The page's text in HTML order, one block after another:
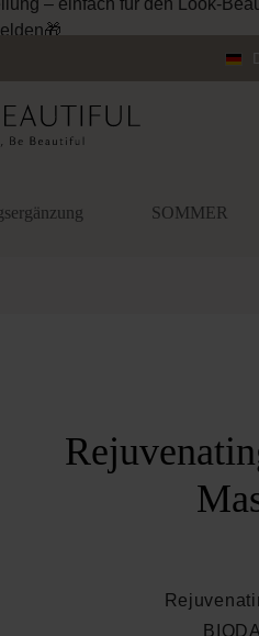
– einfach für den Look-
SOMMER